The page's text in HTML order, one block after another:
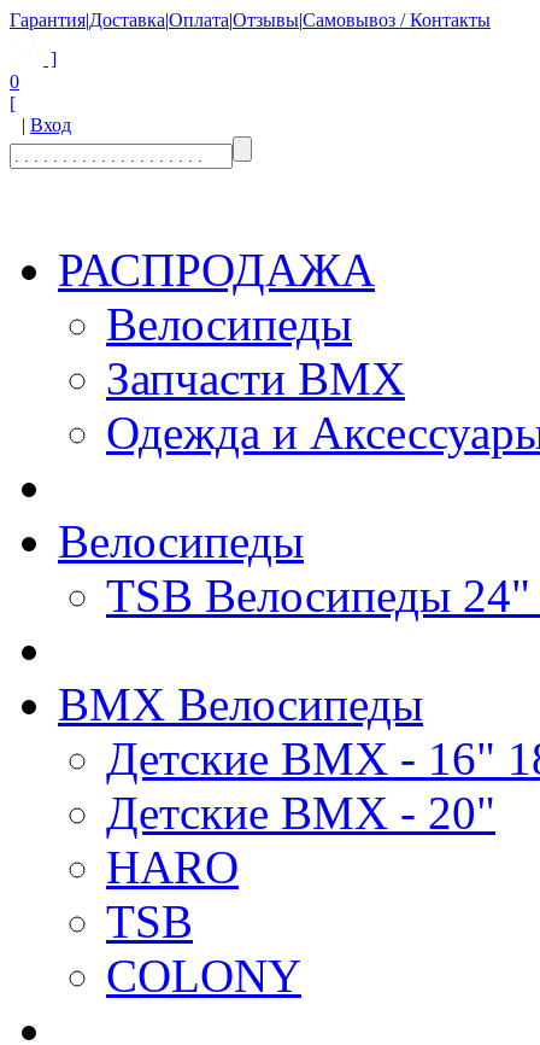
Гарантия|Доставка|Оплата|Отзывы|Самовывоз / Контакты
]
0
[
| Вход
РАСПРОДАЖА
Велосипеды
Запчасти BMX
Одежда и
Велосипеды
TSB Велосипеды
BMX Велосипеды
Детские BMX - 16"
Детские BMX - 20"
HARO
TSB
COLONY